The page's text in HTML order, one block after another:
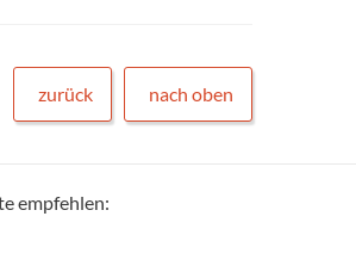
zurück nach oben
empfehlen: